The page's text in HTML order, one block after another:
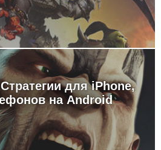
для iPhone,
на Android